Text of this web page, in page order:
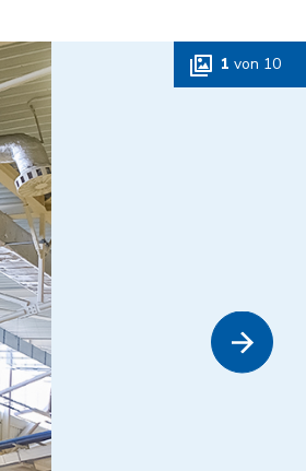
1 von 10